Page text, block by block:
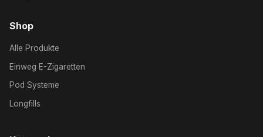
Shop
Alle Produkte
Einweg E-Zigaretten
Pod Systeme
Longfills